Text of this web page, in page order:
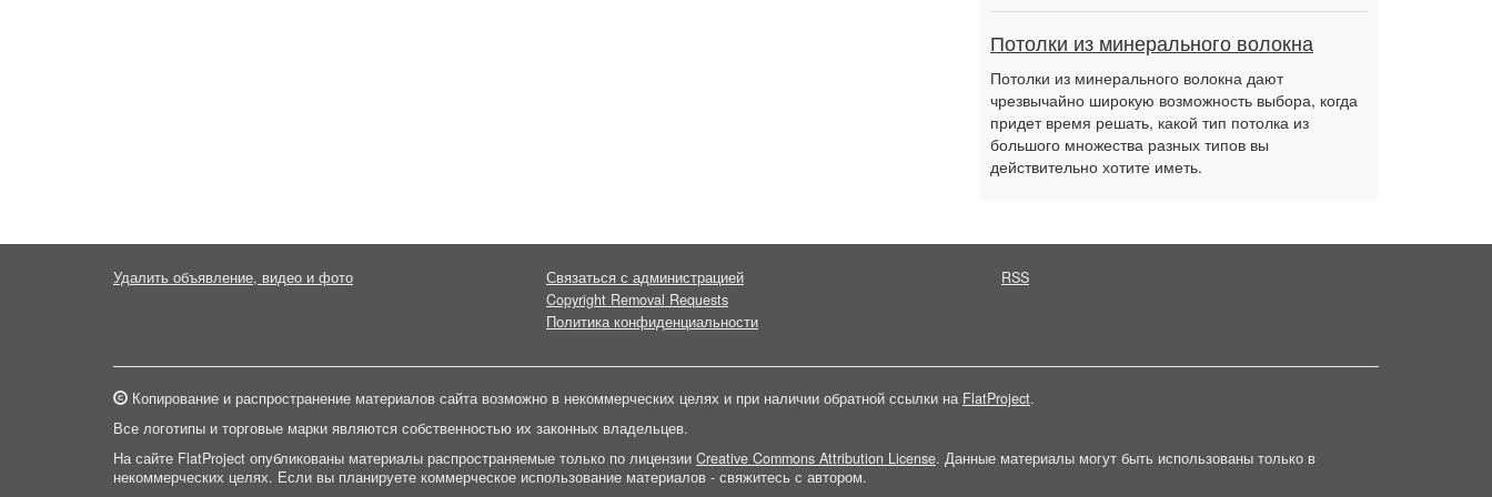
Потолки из минерального волокна
Потолки из минерального волокна дают
чрезвычайно широкую возможность выбора, когда
придет время решать, какой тип потолка из
большого множества разных типов вы
действительно хотите иметь.
Удалить объявление, видео и фото
Связаться с администрацией
Copyright Removal Requests
Политика конфиденциальности
RSS
Копирование и распространение материалов сайта возможно в некоммерческих целях и при наличии обратной ссылки на FlatProject.
Все логотипы и торговые марки являются собственностью их законных владельцев.
На сайте FlatProject опубликованы материалы распространяемые только по лицензии Creative Commons Attribution License. Данные материалы могут быть использованы только в
некоммерческих целях. Если вы планируете коммерческое использование материалов - свяжитесь с автором.